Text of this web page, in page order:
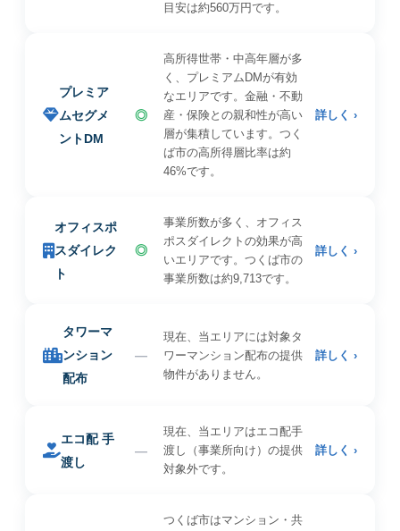
目安は約560万円です。
プレミア
ムセグメ
ントDM
◎
高所得世帯・中高年層が多
く、プレミアムDMが有効
なエリアです。金融・不動
産・保険との親和性が高い
層が集積しています。つく
ば市の高所得層比率は約
46%です。
詳しく ›
オフィスポ
スダイレク
ト
◎
事業所数が多く、オフィス
ポスダイレクトの効果が高
いエリアです。つくば市の
事業所数は約9,713です。
詳しく ›
タワーマ
ンション
配布
—
現在、当エリアには対象タ
ワーマンション配布の提供
物件がありません。
詳しく ›
エコ配 手
渡し
—
現在、当エリアはエコ配手
渡し（事業所向け）の提供
対象外です。
詳しく ›
つくば市はマンション・共